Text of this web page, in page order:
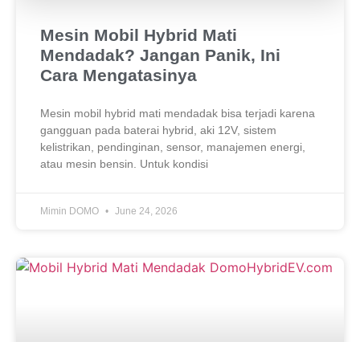
Mesin Mobil Hybrid Mati
Mendadak? Jangan Panik, Ini
Cara Mengatasinya
Mesin mobil hybrid mati mendadak bisa terjadi karena
gangguan pada baterai hybrid, aki 12V, sistem
kelistrikan, pendinginan, sensor, manajemen energi,
atau mesin bensin. Untuk kondisi
Mimin DOMO June 24, 2026